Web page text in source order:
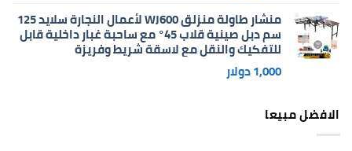
منشار طاولة منزلق WJ600 لأعمال النجارة سلايد 125
سم دبل صينية قلاب 45° مع ساحبة غبار داخلية قابل
للتفكيك والنقل مع لاسقة شريط وفريزة
1,000دولار
الافضل مبيعا